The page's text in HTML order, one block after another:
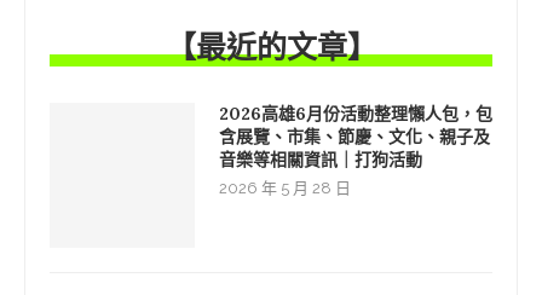
【最近的文章】
2026高雄6月份活動整理懶人包，包
含展覽、市集、節慶、文化、親子及
音樂等相關資訊｜打狗活動
2026 年 5 月 28 日